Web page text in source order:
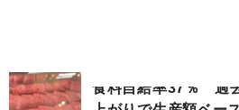
食料自給率37％ 過